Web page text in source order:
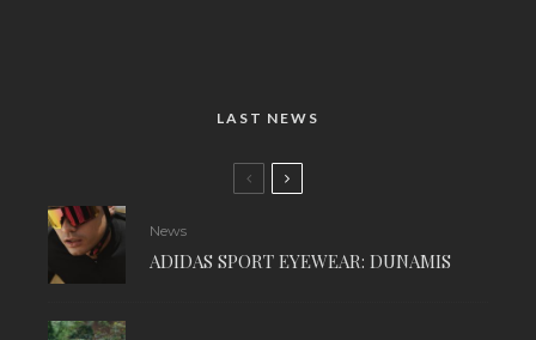
LAST NEWS
News
ADIDAS SPORT EYEWEAR: DUNAMIS